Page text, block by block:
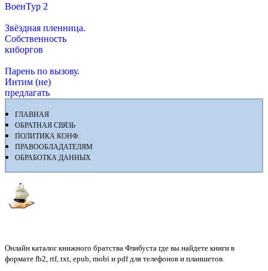
ВоенТур 2
Звёздная пленница.
Собственность
киборгов
Парень по вызову.
Интим (не)
предлагать
ГЛАВНАЯ
ОБРАТНАЯ СВЯЗЬ
ПОЛИТИКА КОНФ.
ПРАВООБЛАДАТЕЛЯМ
ОБРАБОТКА ДАННЫХ
Онлайн каталог книжного братства Флибуста где вы найдете книги в
формате fb2, rtf, txt, epub, mobi и pdf для телефонов и планшетов.